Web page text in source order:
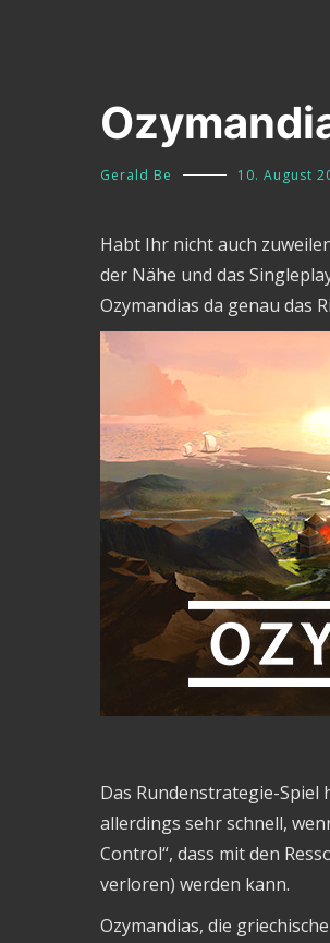
Gerald Be 10. August
Habt Ihr nicht auch
der Nähe und das
Ozymandias da genau das
Das Rundenstrategie-Spiel
allerdings sehr schnell,
Control“, dass mit den
verloren) werden kann.
Ozymandias, die